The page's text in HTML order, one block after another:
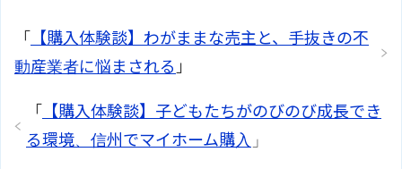
「
【購入体験談】わがままな売主と、手抜きの不
動産業者に悩まされる 」
「
【購入体験談】子どもたちがのびのび成長でき
る環境、信州でマイホーム購入 」